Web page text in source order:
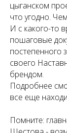
цыганском
что угодно.
И с какого-то
пошаговые
постепенного
своего
брендом.
Подробнее
все еще
Помните: